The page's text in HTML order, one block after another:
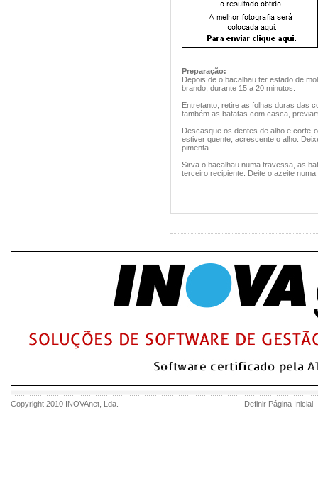
Preparação:
Depois de o bacalhau ter estado de
brando, durante 15 a 20 minutos.
Entretanto, retire as folhas duras das
também as batatas com casca,
Descasque os dentes de alho e corte-
estiver quente, acrescente o alho.
pimenta.
Sirva o bacalhau numa travessa, as
terceiro recipiente. Deite o azeite
Copyright 2010 INOVAnet , Lda. Definir Página Inicial